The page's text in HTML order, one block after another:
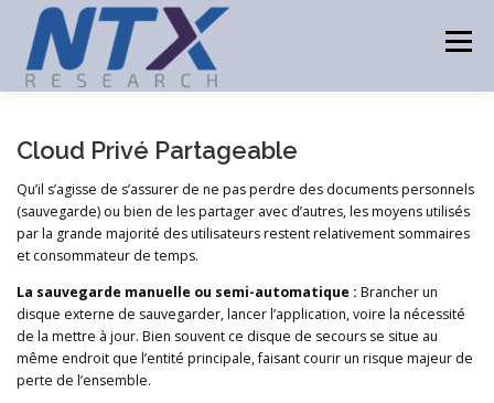
contenu
Menu
CONSULTING PARTENAIRES ACTUALITÉS
CONTACT
Cloud Privé Partageable
Qu’il s’agisse de s’assurer de ne pas perdre des documents personnels
(sauvegarde) ou bien de les partager avec d’autres, les moyens utilisés
par la grande majorité des utilisateurs restent relativement sommaires
et consommateur de temps.
La sauvegarde manuelle ou semi-automatique : Brancher un
disque externe de sauvegarder, lancer l’application, voire la nécessité
de la mettre à jour. Bien souvent ce disque de secours se situe au
même endroit que l’entité principale, faisant courir un risque majeur de
perte de l’ensemble.